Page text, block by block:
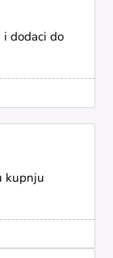
i dodaci do
kupnju